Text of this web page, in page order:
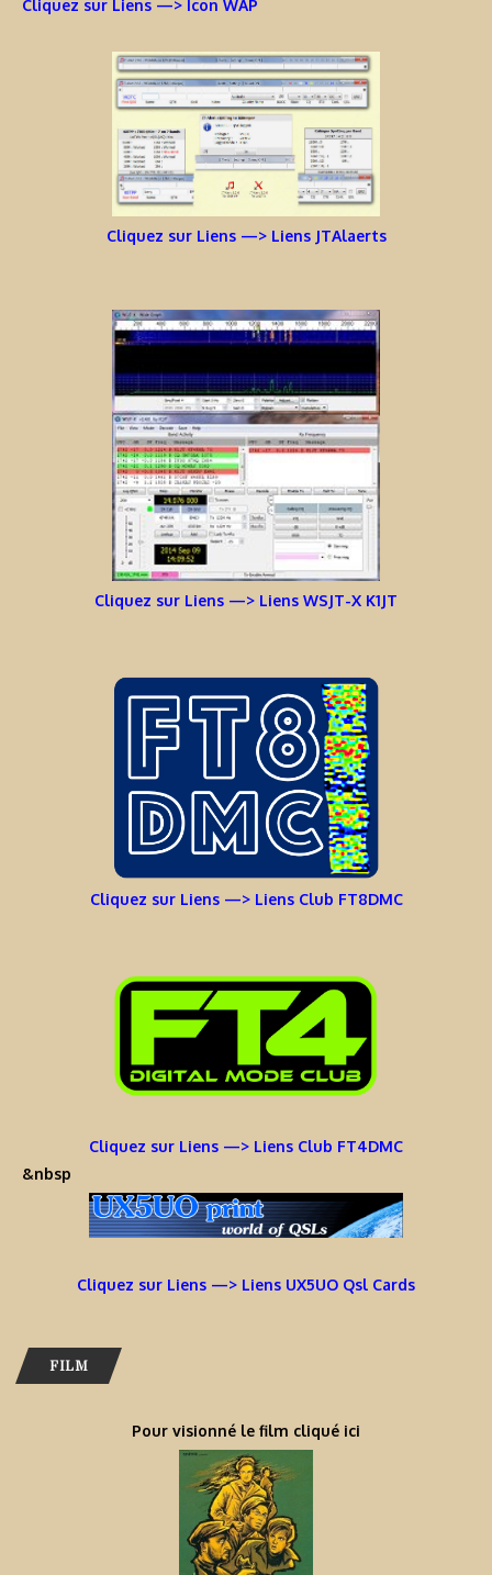
Cliquez sur Liens —> Icon WAP
Cliquez sur Liens —> Liens JTAlaerts
Cliquez sur Liens —> Liens WSJT-X K1JT
Cliquez sur Liens —> Liens Club FT8DMC
Cliquez sur Liens —> Liens Club FT4DMC
&nbsp
Cliquez sur Liens —> Liens UX5UO Qsl Cards
FILM
Pour visionné le film cliqué ici